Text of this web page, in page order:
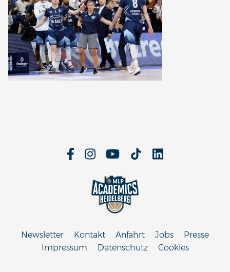
Newsletter Kontakt Anfahrt Jobs
Presse
Impressum
Datenschutz Cookies